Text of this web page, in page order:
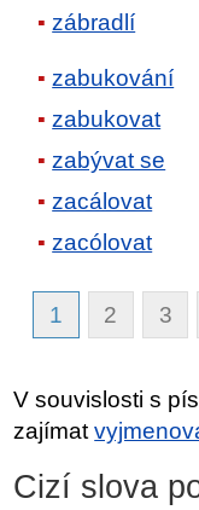
zábradlí
zabukování
zabukovat
zabývat se
zacálovat
zacólovat
1 2 3
V souvislosti s
zajímat
Cizí slova